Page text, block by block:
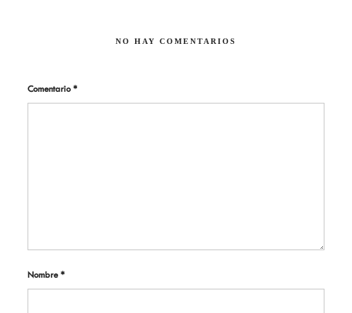
NO HAY COMENTARIOS
Comentario *
Nombre *